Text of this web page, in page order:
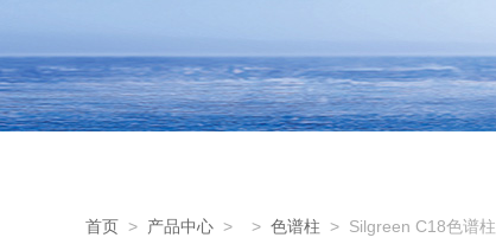
首页 > 产品中心 > > 色谱柱 > Silgreen C18色谱柱